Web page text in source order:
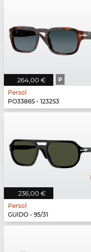
264,00 € P
Persol
PO3386S - 1232S3
236,00 €
Persol
GUIDO - 95/31